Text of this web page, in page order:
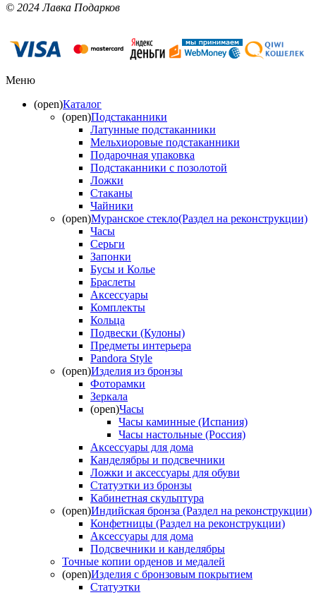
© 2024 Лавка Подарков
Меню
(open)Каталог
(open)Подстаканники
Латунные подстаканники
Мельхиоровые подстаканники
Подарочная упаковка
Подстаканники с позолотой
Ложки
Стаканы
Чайники
(open)Муранское стекло(Раздел на реконструкции)
Часы
Серьги
Запонки
Бусы и Колье
Браслеты
Аксессуары
Комплекты
Кольца
Подвески (Кулоны)
Предметы интерьера
Pandora Style
(open)Изделия из бронзы
Фоторамки
Зеркала
(open)Часы
Часы каминные (Испания)
Часы настольные (Россия)
Аксессуары для дома
Канделябры и подсвечники
Ложки и аксессуары для обуви
Статуэтки из бронзы
Кабинетная скульптура
(open)Индийская бронза (Раздел на реконструкции)
Конфетницы (Раздел на реконструкции)
Аксессуары для дома
Подсвечники и канделябры
Точные копии орденов и медалей
(open)Изделия с бронзовым покрытием
Статуэтки